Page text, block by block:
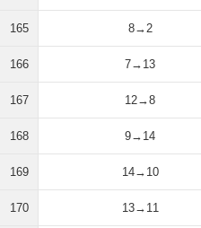
165 8→2
166 7→13
167 12→8
168 9→14
169 14→10
170 13→11